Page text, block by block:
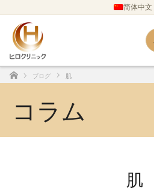
简体中文
ホーム
ブログ 肌
コラム
肌